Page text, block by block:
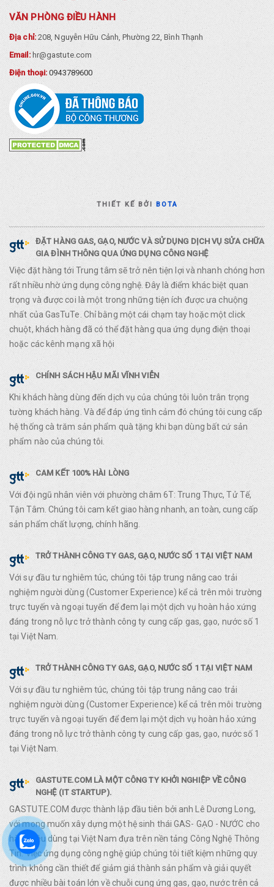
VĂN PHÒNG ĐIỀU HÀNH
Địa chỉ:208, Nguyễn Hữu Cảnh, Phường 22, Bình Thạnh
Email: hr@gastute.com
Điện thoại:0943789600
THIẾT KẾ BỞIBOTA
ĐẶT HÀNG GAS, GẠO, NƯỚC VÀ SỬ DỤNG DỊCH VỤ SỬA CHỮA
GIA ĐÌNH THÔNG QUA ỨNG DỤNG CÔNG NGHỆ
Việc đặt hàng tới Trung tâm sẽ trở nên tiện lợi và nhanh chóng hơn
rất nhiều nhờ ứng dụng công nghệ. Đây là điểm khác biệt quan
trọng và được coi là một trong những tiện ích được ưa chuộng
nhất của GasTuTe. Chỉ bằng một cái chạm tay hoặc một click
chuột, khách hàng đã có thể đặt hàng qua ứng dụng điện thoại
hoặc các kênh mạng xã hội
CHÍNH SÁCH HẬU MÃI VĨNH VIỄN
Khi khách hàng dùng đến dịch vụ của chúng tôi luôn trân trọng
tường khách hàng. Và để đáp ứng tình cảm đó chúng tôi cung cấp
hệ thống cà trăm sản phẩm quà tặng khi bạn dùng bất cứ sản
phẩm nào của chúng tôi.
CAM KẾT 100% HÀI LÒNG
Với đội ngũ nhân viên với phường châm 6T: Trung Thực, Tử Tế,
Tận Tâm. Chúng tôi cam kết giao hàng nhanh, an toàn, cung cấp
sản phẩm chất lượng, chính hãng.
TRỞ THÀNH CÔNG TY GAS, GẠO, NƯỚC SỐ 1 TẠI VIỆT NAM
Với sự đầu tư nghiêm túc, chúng tôi tập trung nâng cao trải
nghiệm người dùng (Customer Experience) kể cả trên môi trường
trực tuyến và ngoại tuyến để đem lại một dịch vụ hoàn hảo xứng
đáng trong nỗ lực trở thành công ty cung cấp gas, gạo, nước số 1
tại Việt Nam.
TRỞ THÀNH CÔNG TY GAS, GẠO, NƯỚC SỐ 1 TẠI VIỆT NAM
Với sự đầu tư nghiêm túc, chúng tôi tập trung nâng cao trải
nghiệm người dùng (Customer Experience) kể cả trên môi trường
trực tuyến và ngoại tuyến để đem lại một dịch vụ hoàn hảo xứng
đáng trong nỗ lực trở thành công ty cung cấp gas, gạo, nước số 1
tại Việt Nam.
GASTUTE.COM LÀ MỘT CÔNG TY KHỞI NGHIỆP VỀ CÔNG
NGHỆ (IT STARTUP).
GASTUTE.COM được thành lập đầu tiên bởi anh Lê Dương Long,
với mong muốn xây dựng một hệ sinh thái GAS- GẠO - NƯỚC cho
hàng tiêu dùng tại Việt Nam đựa trên nền tảng Công Nghệ Thông
Tin. Việc ứng dụng công nghệ giúp chúng tôi tiết kiệm những quy
trình không cần thiết để giảm giá thành sản phẩm và giải quyết
được nhiều bài toán lớn về chuỗi cung ứng gas, gạo, nước trên cả